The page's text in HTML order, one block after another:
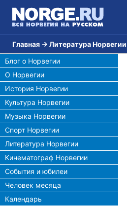
Главная → Литература Норвегии
Блог о Норвегии
О Норвегии
История Норвегии
Культура Норвегии
Музыка Норвегии
Спорт Норвегии
Литература Норвегии
Кинематограф Норвегии
События и юбилеи
Человек месяца
Календарь